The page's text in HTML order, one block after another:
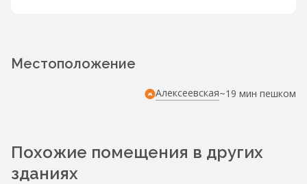
Местоположение
Алексеевская~19 мин пешком
Похожие помещения в других
зданиях